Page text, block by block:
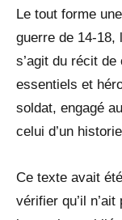
Le tout forme
guerre de 14-18,
s’agit du récit
essentiels et
soldat, engagé
celui d’un
Ce texte avait
vérifier qu’il